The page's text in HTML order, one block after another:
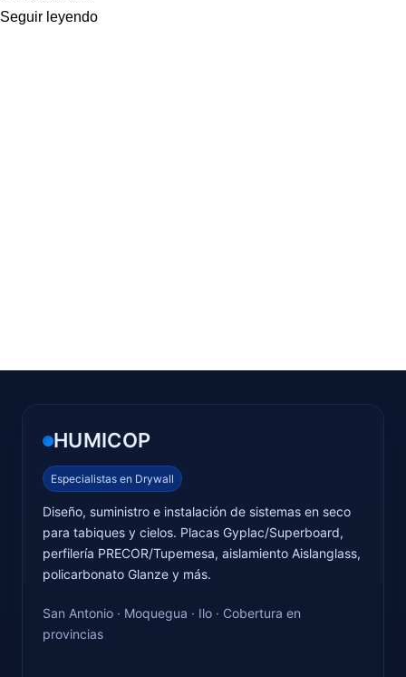
Seguir leyendo
HUMICOP
Especialistas en Drywall
Diseño, suministro e instalación de sistemas en seco
para tabiques y cielos. Placas Gyplac/Superboard,
perfilería PRECOR/Tupemesa, aislamiento Aislanglass,
policarbonato Glanze y más.
San Antonio · Moquegua · Ilo · Cobertura en
provincias